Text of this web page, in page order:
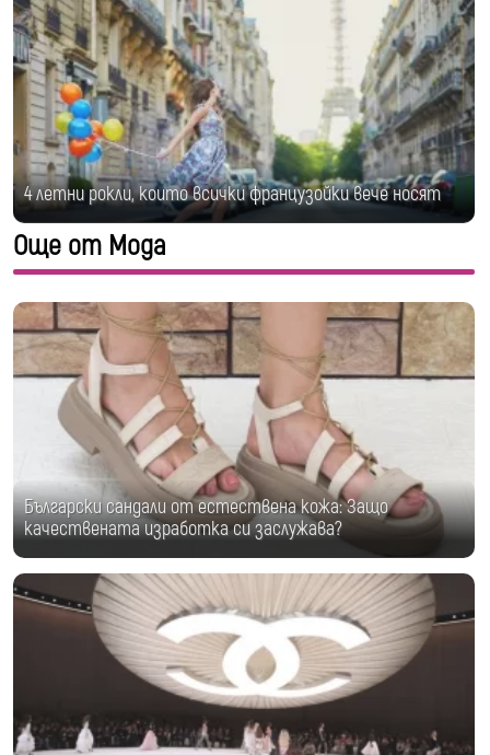
4 летни рокли, които всички французойки вече носят
Още от Мода
Български сандали от естествена кожа: Защо
качествената изработка си заслужава?